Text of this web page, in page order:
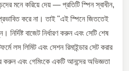
মনে করিয়ে দেয় — প্রতিটি স্পিন স্বাধীন,
করে না। তাই "এই স্পিনে জিততেই
বাজেট নির্ধারণ করুন এবং সেটি শেষ
লস লিমিট এবং সেশন রিমাইন্ডার সেট করার
এবং গেমিংকে একটি আনন্দের অভিজ্ঞতা